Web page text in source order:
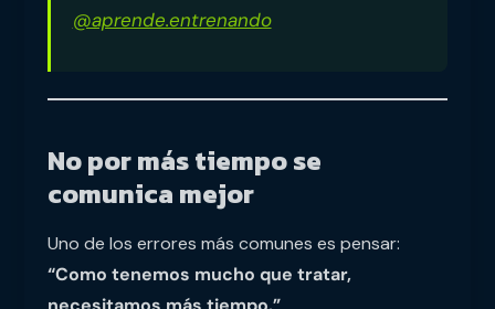
@aprende.entrenando
No por más tiempo se
comunica mejor
Uno de los errores más comunes es pensar:
“Como tenemos mucho que tratar,